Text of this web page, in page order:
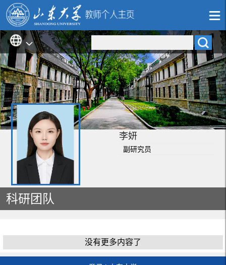
李妍
副研究员
科研团队
没有更多内容了